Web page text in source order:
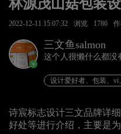
林源茂山菇包装
2022-12-11 15:07:32 浏览 1786
v
三文鱼salmon
这个人很懒什么都没
设计爱好者、包装、vi
诗宸标志设计三文品牌详
好处等进行介绍，主要是